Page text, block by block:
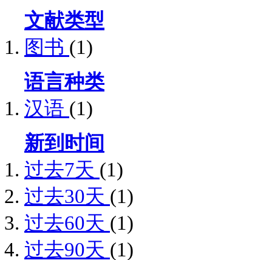
文献类型
图书 (1)
语言种类
汉语 (1)
新到时间
过去7天 (1)
过去30天 (1)
过去60天 (1)
过去90天 (1)